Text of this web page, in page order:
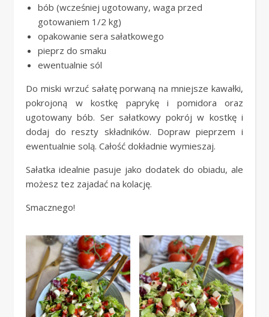
bób (wcześniej ugotowany, waga przed
gotowaniem 1/2 kg)
opakowanie sera sałatkowego
pieprz do smaku
ewentualnie sól
Do miski wrzuć sałatę porwaną na mniejsze kawałki,
pokrojoną w kostkę paprykę i pomidora oraz
ugotowany bób. Ser sałatkowy pokrój w kostkę i
dodaj do reszty składników. Dopraw pieprzem i
ewentualnie solą. Całość dokładnie wymieszaj.
Sałatka idealnie pasuje jako dodatek do obiadu, ale
możesz tez zajadać na kolację.
Smacznego!